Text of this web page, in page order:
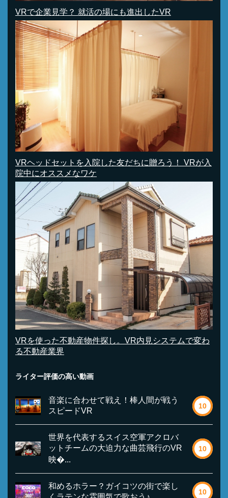
VRで企業見学？ 就活の場にも進出したVR
VRヘッドセットを入院した友だちに贈ろう！ VRが入
院中にオススメなワケ
VRを使った不動産物件探し。VR内見システムで変わ
る不動産業界
ライター評価の高い動画
音楽に合わせて戦え！棒人間が戦う
スピードVR
10
世界を代表するスイス空軍アクロバ
ットチームの大迫力な曲芸飛行のVR
映�...
10
和めるホラー？ガイコツの街で楽し
10